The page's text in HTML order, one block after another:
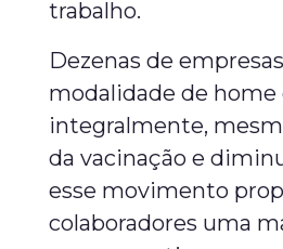
trabalho.
Dezenas de
modalidade de home
integralmente,
da vacinação e
esse movimento
colaboradores uma